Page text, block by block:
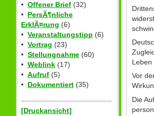
• Offener Brief (32)
• PersÃ¶nliche
ErklÃ¤rung (6)
• Veranstaltungstipp (6)
• Vortrag (23)
• Stellungnahme (60)
• Weblink (17)
• Aufruf (5)
• Dokumentiert (35)
[Druckansicht]
Leben
Vor
Die